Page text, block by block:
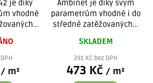
je díky
vhodné
/ m²
Ambinet je díky svým
parametrům vhodné i do
středně zatěžovaných...
SKLADEM
391 Kč bez DPH
473 Kč / m²